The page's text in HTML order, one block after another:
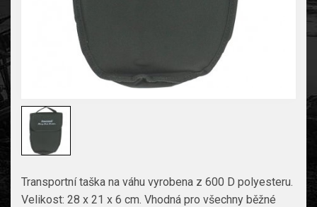
Transportní taška na váhu vyrobena z 600 D polyesteru.
Velikost: 28 x 21 x 6 cm. Vhodná pro všechny běžné